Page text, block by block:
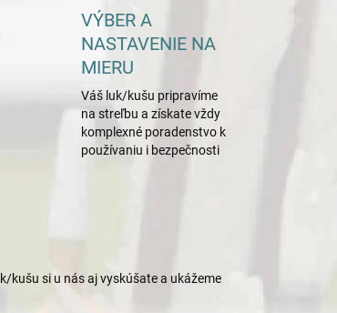
VÝBER A
NASTAVENIE NA
MIERU
Váš luk/kušu pripravíme
na streľbu a získate vždy
komplexné poradenstvo k
používaniu i bezpečnosti
kušu si u nás aj vyskúšate a ukážeme